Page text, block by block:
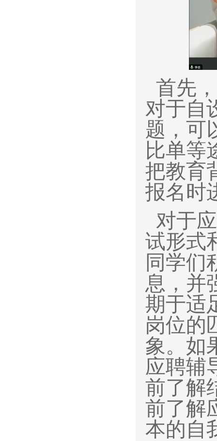
首先
对于自
题，可
比单等
把教育
报名时
对于
试形式
同学们
息，并
期于适
岗位的
象。如
应聘辅
前了解
前了解
本的自